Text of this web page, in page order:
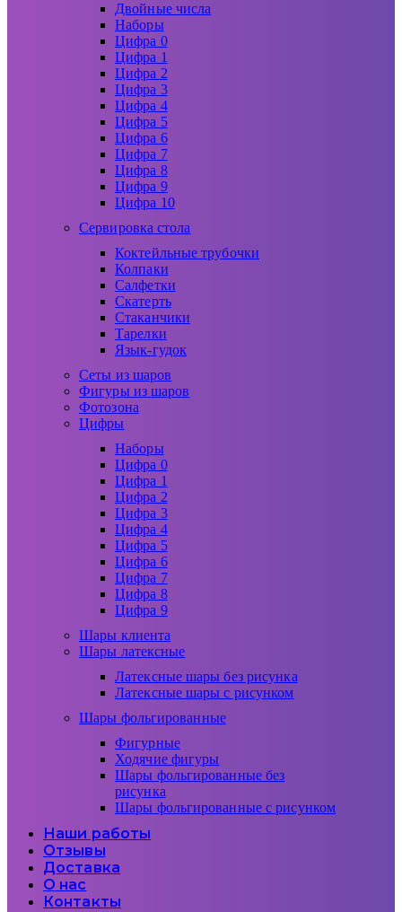
Двойные числа
Наборы
Цифра 0
Цифра 1
Цифра 2
Цифра 3
Цифра 4
Цифра 5
Цифра 6
Цифра 7
Цифра 8
Цифра 9
Цифра 10
Сервировка стола
Коктейльные трубочки
Колпаки
Салфетки
Скатерть
Стаканчики
Тарелки
Язык-гудок
Сеты из шаров
Фигуры из шаров
Фотозона
Цифры
Наборы
Цифра 0
Цифра 1
Цифра 2
Цифра 3
Цифра 4
Цифра 5
Цифра 6
Цифра 7
Цифра 8
Цифра 9
Шары клиента
Шары латексные
Латексные шары без рисунка
Латексные шары с рисунком
Шары фольгированные
Фигурные
Ходячие фигуры
Шары фольгированные без
рисунка
Шары фольгированные с рисунком
Наши работы
Отзывы
Доставка
О нас
Контакты